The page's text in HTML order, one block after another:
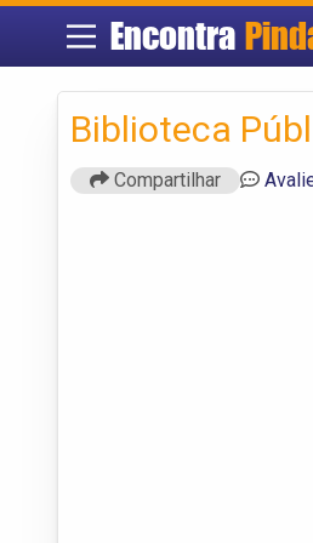
Encontra
Biblioteca
Compartilhar